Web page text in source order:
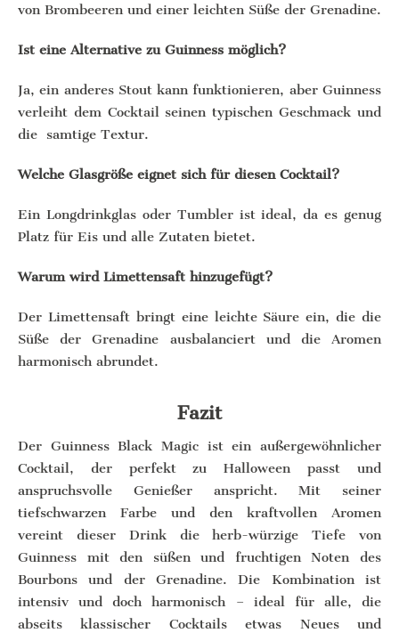
von Brombeeren und einer leichten Süße der Grenadine.
Ist eine Alternative zu Guinness möglich?
Ja, ein anderes Stout kann funktionieren, aber Guinness
verleiht dem Cocktail seinen typischen Geschmack und
die samtige Textur.
Welche Glasgröße eignet sich für diesen Cocktail?
Ein Longdrinkglas oder Tumbler ist ideal, da es genug
Platz für Eis und alle Zutaten bietet.
Warum wird Limettensaft hinzugefügt?
Der Limettensaft bringt eine leichte Säure ein, die die
Süße der Grenadine ausbalanciert und die Aromen
harmonisch abrundet.
Fazit
Der Guinness Black Magic ist ein außergewöhnlicher
Cocktail, der perfekt zu Halloween passt und
anspruchsvolle Genießer anspricht. Mit seiner
tiefschwarzen Farbe und den kraftvollen Aromen
vereint dieser Drink die herb-würzige Tiefe von
Guinness mit den süßen und fruchtigen Noten des
Bourbons und der Grenadine. Die Kombination ist
intensiv und doch harmonisch – ideal für alle, die
abseits klassischer Cocktails etwas Neues und